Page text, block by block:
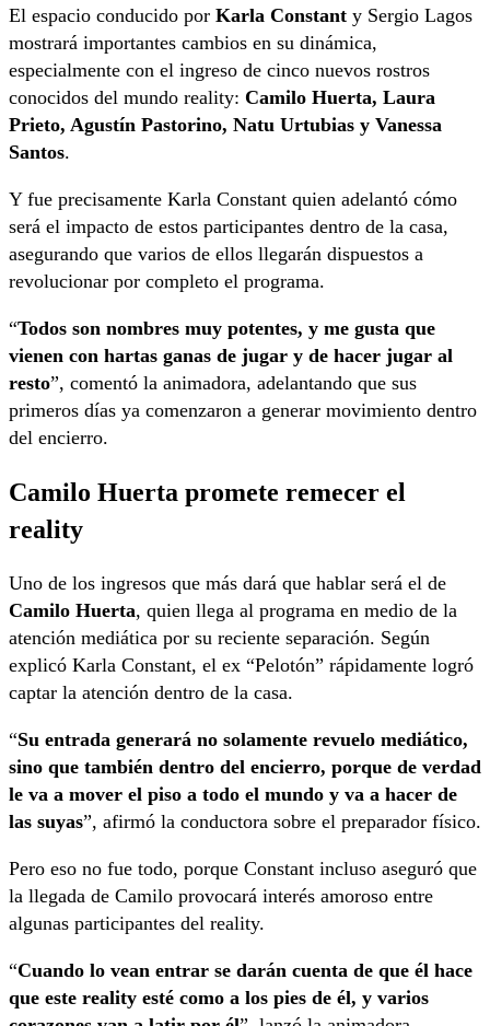
El espacio conducido por Karla Constant y Sergio Lagos
mostrará importantes cambios en su dinámica,
especialmente con el ingreso de cinco nuevos rostros
conocidos del mundo reality: Camilo Huerta, Laura
Prieto, Agustín Pastorino, Natu Urtubias y Vanessa
Santos.
Y fue precisamente Karla Constant quien adelantó cómo
será el impacto de estos participantes dentro de la casa,
asegurando que varios de ellos llegarán dispuestos a
revolucionar por completo el programa.
“Todos son nombres muy potentes, y me gusta que
vienen con hartas ganas de jugar y de hacer jugar al
resto”, comentó la animadora, adelantando que sus
primeros días ya comenzaron a generar movimiento dentro
del encierro.
Camilo Huerta promete remecer el
reality
Uno de los ingresos que más dará que hablar será el de
Camilo Huerta, quien llega al programa en medio de la
atención mediática por su reciente separación. Según
explicó Karla Constant, el ex “Pelotón” rápidamente logró
captar la atención dentro de la casa.
“Su entrada generará no solamente revuelo mediático,
sino que también dentro del encierro, porque de verdad
le va a mover el piso a todo el mundo y va a hacer de
las suyas”, afirmó la conductora sobre el preparador físico.
Pero eso no fue todo, porque Constant incluso aseguró que
la llegada de Camilo provocará interés amoroso entre
algunas participantes del reality.
“Cuando lo vean entrar se darán cuenta de que él hace
que este reality esté como a los pies de él, y varios